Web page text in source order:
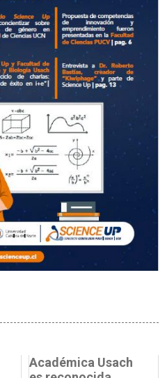
Académica Usach